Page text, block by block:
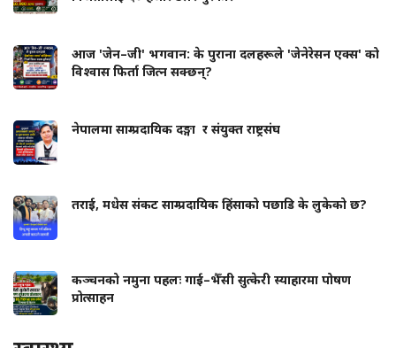
आज 'जेन–जी' भगवान: के पुराना दलहरूले 'जेनेरेसन एक्स' को
विश्वास फिर्ता जित्न सक्छन्?
नेपालमा साम्प्रदायिक दङ्गा र संयुक्त राष्ट्रसंघ
तराई, मधेस संकट साम्प्रदायिक हिंसाको पछाडि के लुकेको छ?
कञ्चनको नमुना पहलः गाई–भैँसी सुत्केरी स्याहारमा पोषण
प्रोत्साहन